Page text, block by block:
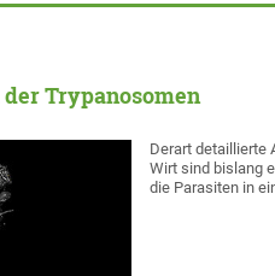
Trypanosomen
Derart detaillierte
Wirt sind bislang
die Parasiten in